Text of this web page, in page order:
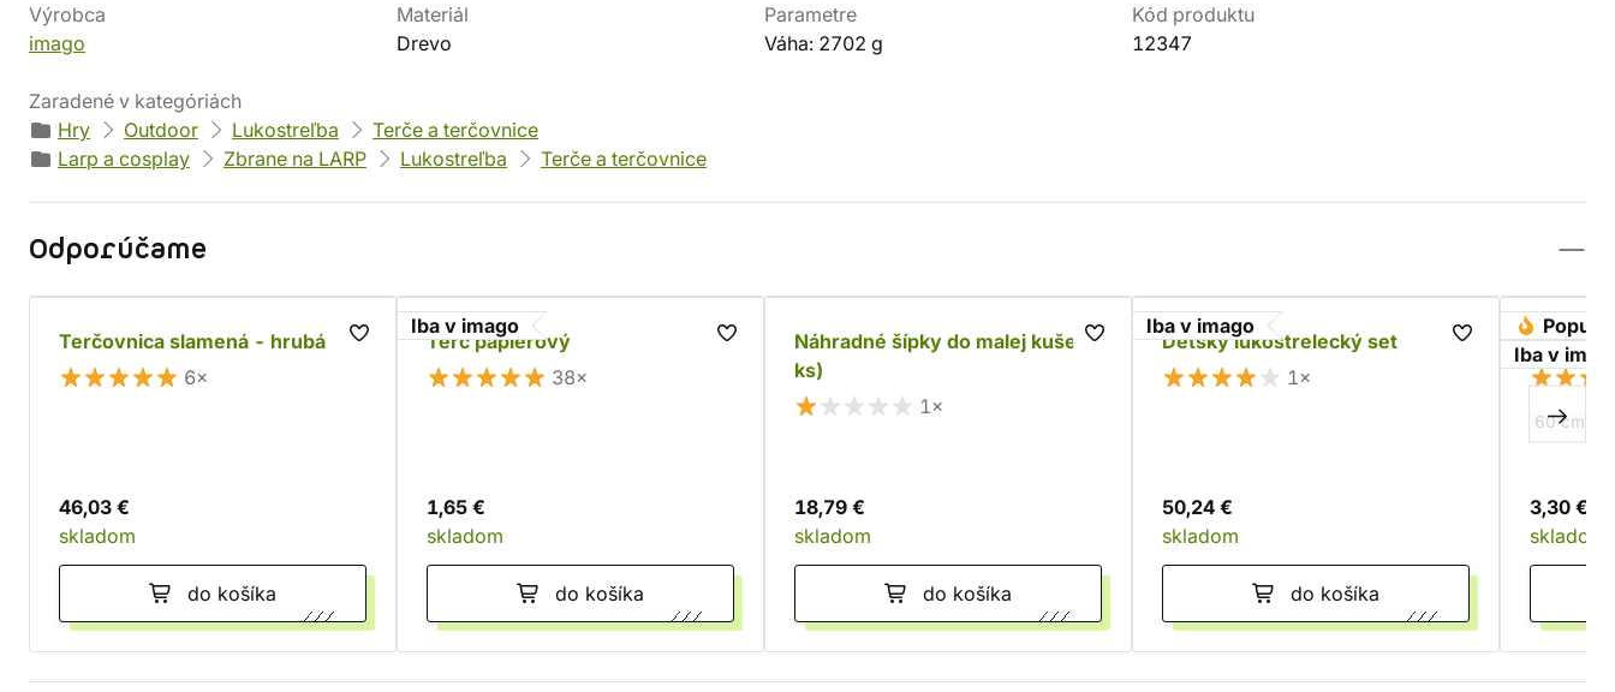
Výrobca
imago
Materiál
Drevo
Parametre
Váha: 2702 g
Kód produktu
12347
Zaradené v kategóriách
Hry
Outdoor Lukostreľba
Terče a terčovnice
Larp a cosplay
Zbrane na LARP Lukostreľba Terče a terčovnice
Odporúčame
Terčovnica slamená - hrubá
6×
46,03 €
skladom
do košíka
Iba v imago
Terč papierový
38×
1,65 €
skladom
do košíka
Náhradné šípky do malej kuše (6
ks)
1×
18,79 €
skladom
do košíka
Iba v imago
Detský lukostrelecký set
1×
50,24 €
skladom
do košíka
Iba v
60 cm
3,30 €
skladom